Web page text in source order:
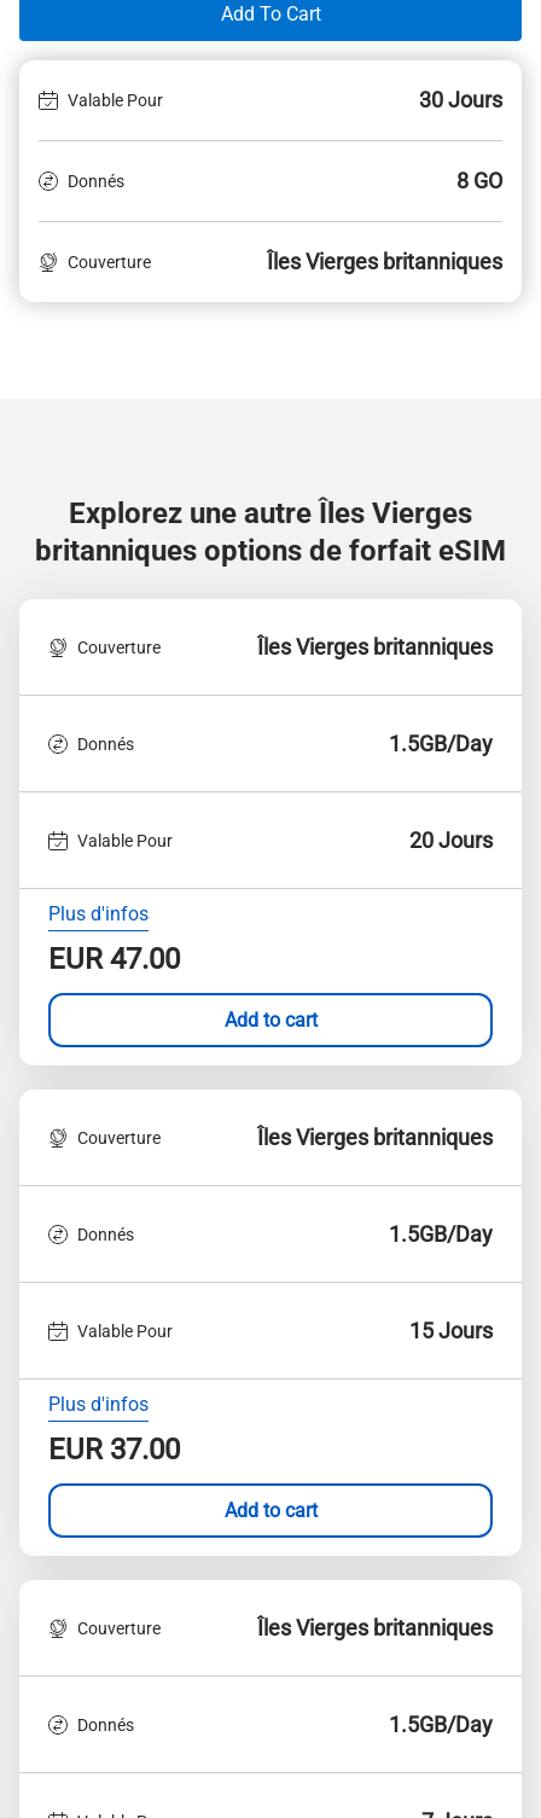
Add To Cart
Valable Pour 30 Jours
Donnés 8 GO
Couverture Îles Vierges britanniques
Explorez une autre Îles Vierges
britanniques options de forfait eSIM
Couverture Îles Vierges britanniques
Donnés 1.5GB/Day
Valable Pour 20 Jours
Plus d'infos
EUR47.00
Add to cart
Couverture Îles Vierges britanniques
Donnés 1.5GB/Day
Valable Pour 15 Jours
Plus d'infos
EUR37.00
Add to cart
Couverture Îles Vierges britanniques
Donnés 1.5GB/Day